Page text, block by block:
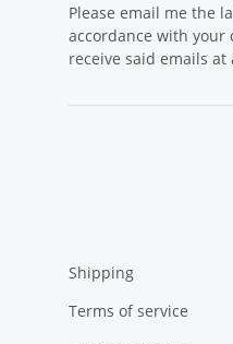
Please email me the
accordance with your
receive said emails at
Shipping
Terms of service